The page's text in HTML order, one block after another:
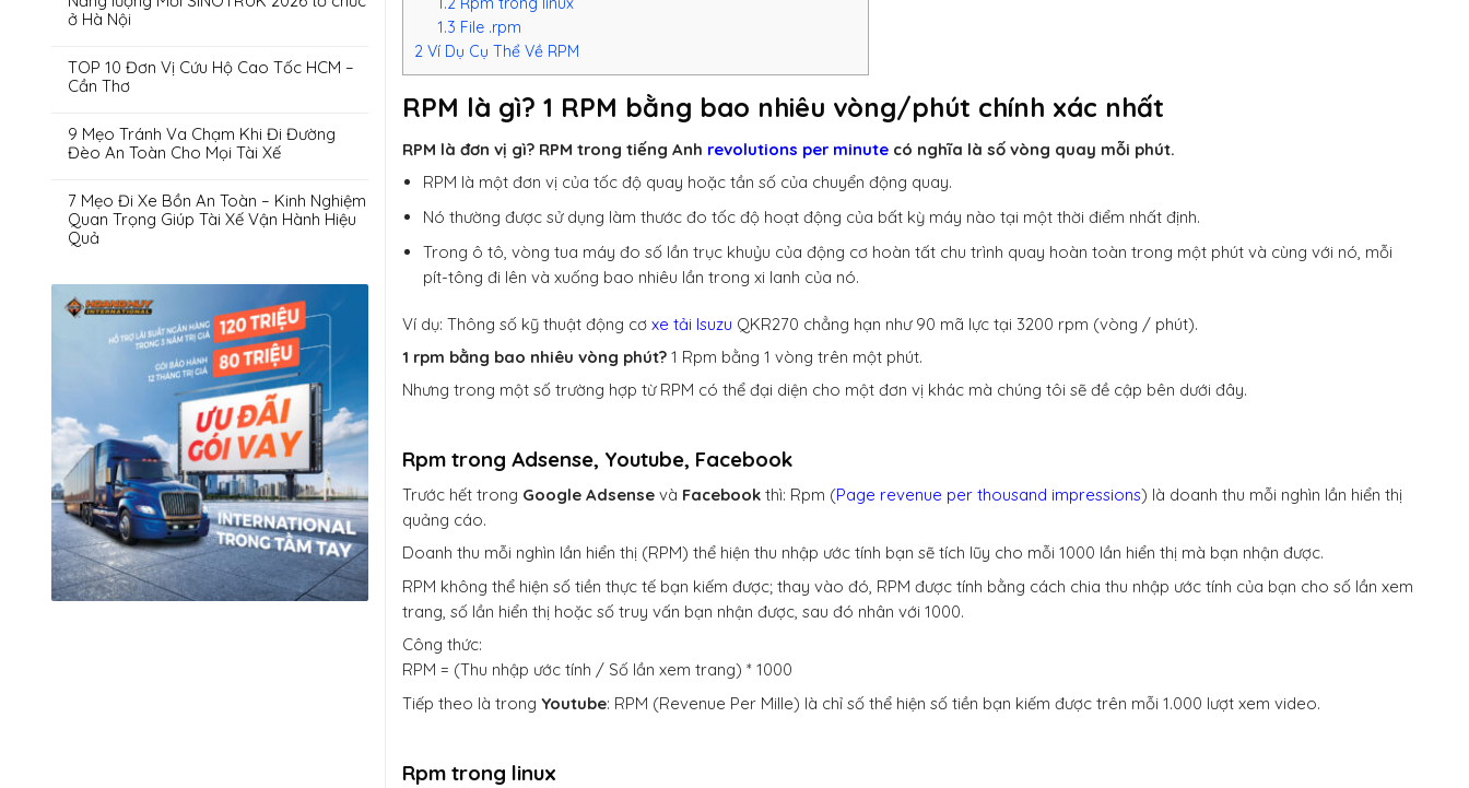
ở Hà Nội
TOP 10 Đơn Vị Cứu Hộ Cao Tốc HCM –
Cần Thơ
9 Mẹo Tránh Va Chạm Khi Đi Đường
Đèo An Toàn Cho Mọi Tài Xế
7 Mẹo Đi Xe Bồn An Toàn – Kinh Nghiệm
Quan Trọng Giúp Tài Xế Vận Hành Hiệu
Quả
1.3 File .rpm
2 Ví Dụ Cụ Thể Về RPM
RPM là gì? 1 RPM bằng bao nhiêu vòng/phút chính xác nhất
RPM là đơn vị gì? RPM trong tiếng Anh revolutions per minute có nghĩa là số vòng quay mỗi phút.
RPM là một đơn vị của tốc độ quay hoặc tần số của chuyển động quay.
Nó thường được sử dụng làm thước đo tốc độ hoạt động của bất kỳ máy nào tại một thời điểm nhất định.
Trong ô tô, vòng tua máy đo số lần trục khuỷu của động cơ hoàn tất chu trình quay hoàn toàn trong một phút và cùng với nó, mỗi
pít-tông đi lên và xuống bao nhiêu lần trong xi lanh của nó.
Ví dụ: Thông số kỹ thuật động cơ xe tải Isuzu QKR270 chẳng hạn như 90 mã lực tại 3200 rpm (vòng / phút).
1 rpm bằng bao nhiêu vòng phút? 1 Rpm bằng 1 vòng trên một phút.
Nhưng trong một số trường hợp từ RPM có thể đại diện cho một đơn vị khác mà chúng tôi sẽ đề cập bên dưới đây.
Rpm trong Adsense, Youtube, Facebook
Trước hết trong Google Adsense và Facebook thì: Rpm (Page revenue per thousand impressions) là doanh thu mỗi nghìn lần hiển thị
quảng cáo.
Doanh thu mỗi nghìn lần hiển thị (RPM) thể hiện thu nhập ước tính bạn sẽ tích lũy cho mỗi 1000 lần hiển thị mà bạn nhận được.
RPM không thể hiện số tiền thực tế bạn kiếm được; thay vào đó, RPM được tính bằng cách chia thu nhập ước tính của bạn cho số lần xem
trang, số lần hiển thị hoặc số truy vấn bạn nhận được, sau đó nhân với 1000.
Công thức:
RPM = (Thu nhập ước tính / Số lần xem trang) * 1000
Tiếp theo là trong Youtube: RPM (Revenue Per Mille) là chỉ số thể hiện số tiền bạn kiếm được trên mỗi 1.000 lượt xem video.
Rpm trong linux